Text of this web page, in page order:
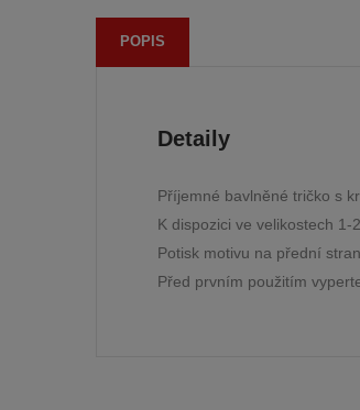
POPIS
Detaily
Příjemné bavlněné tričko s
K dispozici ve velikostech
Potisk motivu na přední
Před prvním použitím